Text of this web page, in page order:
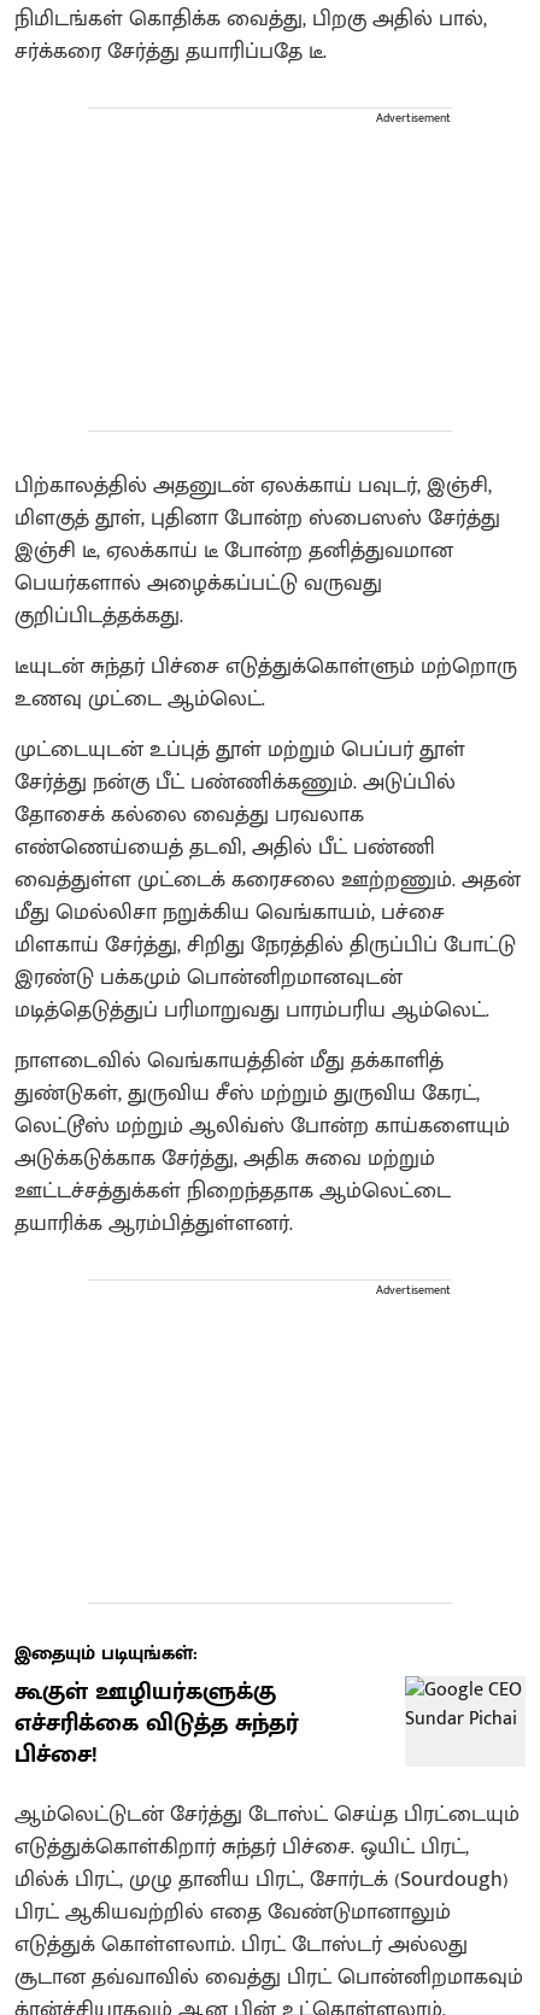
நிமிடங்கள் கொதிக்க வைத்து, பிறகு அதில் பால்,
சர்க்கரை சேர்த்து தயாரிப்பதே டீ.
Advertisement
பிற்காலத்தில் அதனுடன் ஏலக்காய் பவுடர், இஞ்சி,
மிளகுத் தூள், புதினா போன்ற ஸ்பைஸஸ் சேர்த்து
இஞ்சி டீ, ஏலக்காய் டீ போன்ற தனித்துவமான
பெயர்களால் அழைக்கப்பட்டு வருவது
குறிப்பிடத்தக்கது.
டீயுடன் சுந்தர் பிச்சை எடுத்துக்கொள்ளும் மற்றொரு
உணவு முட்டை ஆம்லெட்.
முட்டையுடன் உப்புத் தூள் மற்றும் பெப்பர் தூள்
சேர்த்து நன்கு பீட் பண்ணிக்கணும். அடுப்பில்
தோசைக் கல்லை வைத்து பரவலாக
எண்ணெய்யைத் தடவி, அதில் பீட் பண்ணி
வைத்துள்ள முட்டைக் கரைசலை ஊற்றணும். அதன்
மீது மெல்லிசா நறுக்கிய வெங்காயம், பச்சை
மிளகாய் சேர்த்து, சிறிது நேரத்தில் திருப்பிப் போட்டு
இரண்டு பக்கமும் பொன்னிறமானவுடன்
மடித்தெடுத்துப் பரிமாறுவது பாரம்பரிய ஆம்லெட்.
நாளடைவில் வெங்காயத்தின் மீது தக்காளித்
துண்டுகள், துருவிய சீஸ் மற்றும் துருவிய கேரட்,
லெட்டூஸ் மற்றும் ஆலிவ்ஸ் போன்ற காய்களையும்
அடுக்கடுக்காக சேர்த்து, அதிக சுவை மற்றும்
ஊட்டச்சத்துக்கள் நிறைந்ததாக ஆம்லெட்டை
தயாரிக்க ஆரம்பித்துள்ளனர்.
Advertisement
இதையும் படியுங்கள்:
கூகுள் ஊழியர்களுக்கு
எச்சரிக்கை விடுத்த சுந்தர்
பிச்சை!
ஆம்லெட்டுடன் சேர்த்து டோஸ்ட் செய்த பிரட்டையும்
எடுத்துக்கொள்கிறார் சுந்தர் பிச்சை. ஒயிட் பிரட்,
மில்க் பிரட், முழு தானிய பிரட், சோர்டக் (Sourdough)
பிரட் ஆகியவற்றில் எதை வேண்டுமானாலும்
எடுத்துக் கொள்ளலாம். பிரட் டோஸ்டர் அல்லது
சூடான தவ்வாவில் வைத்து பிரட் பொன்னிறமாகவும்